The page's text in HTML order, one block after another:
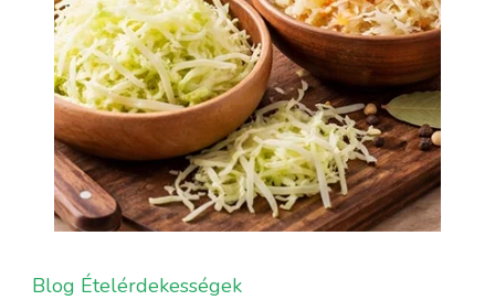
Blog Ételérdekességek